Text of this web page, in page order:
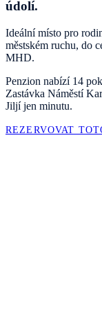
údolí.
Ideální místo pro
městském ruchu, do
MHD.
Penzion nabízí 14
Zastávka Náměstí
Jiljí jen minutu.
REZERVOVAT